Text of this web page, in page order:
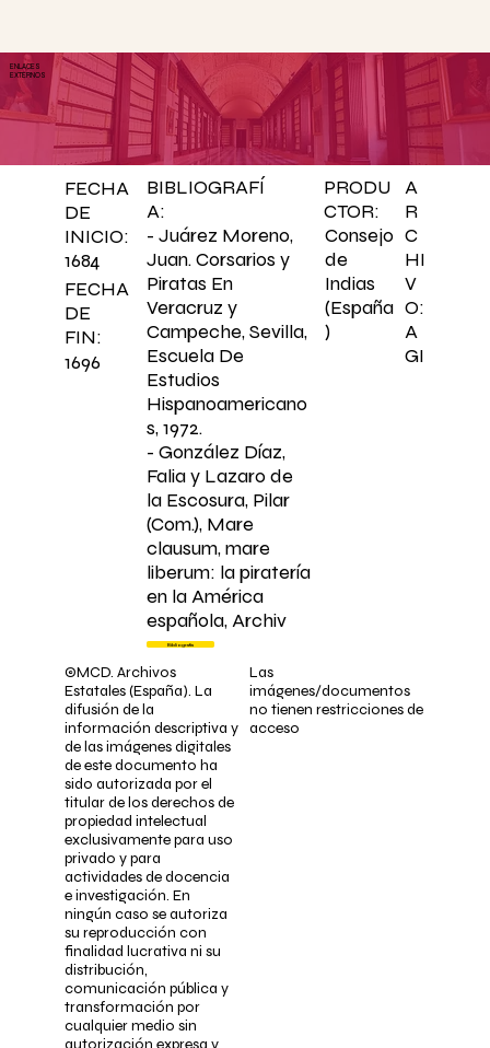
FECHA
DE
FIN:
1696
FECHA
DE
INICIO:
1684
©MCD. Archivos
Estatales (España). La
difusión de la
información descriptiva y
de las imágenes digitales
de este documento ha
sido autorizada por el
titular de los derechos de
propiedad intelectual
exclusivamente para uso
privado y para
actividades de docencia
e investigación. En
ningún caso se autoriza
su reproducción con
finalidad lucrativa ni su
distribución,
comunicación pública y
transformación por
cualquier medio sin
BIBLIOGRAFÍ
A:
- Juárez Moreno,
Juan. Corsarios y
Piratas En
Veracruz y
Campeche, Sevilla,
Escuela De
Estudios
Hispanoamericano
s, 1972.
- González Díaz,
Falia y Lazaro de
la Escosura, Pilar
(Com.), Mare
clausum, mare
liberum: la piratería
en la América
española, Archiv
Bibliografía
PRODU
CTOR:
Consejo
de
Indias
(España
)
Las
imágenes/documentos
no tienen restricciones de
acceso
A
R
C
HI
V
O:
A
GI
ENLACES
EXTERNOS